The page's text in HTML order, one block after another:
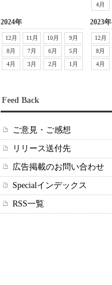
4月
2024年
12月 11月 10月
9月
8月
7月 6月
5月
4月
3月 2月 1月
2023年
12月
8月
4月
Feed Back
ご意見・ご感想
リリース送付先
広告掲載のお問い合わせ
Specialインデックス
RSS一覧